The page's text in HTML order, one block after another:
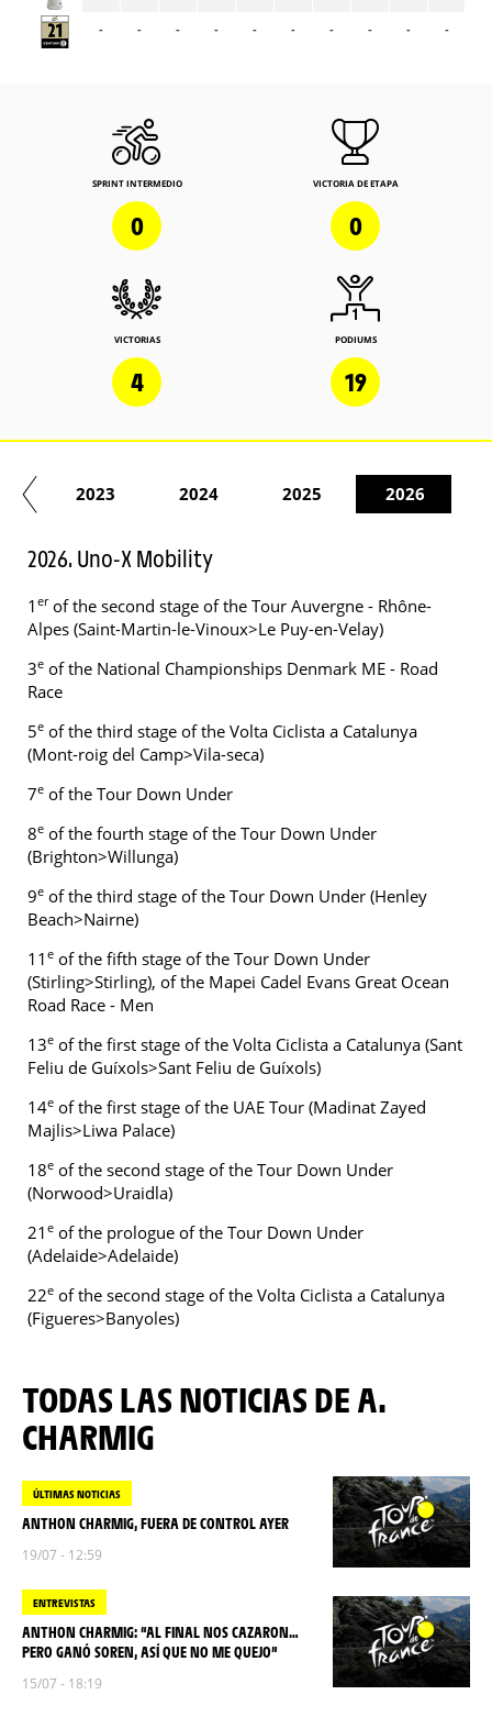
- - - - - - - - - -
SPRINT INTERMEDIO
0
VICTORIA DE ETAPA
0
VICTORIAS
4
PODIUMS
19
2023 2024 2025 2026
2026. Uno-X Mobility
1 erof the second stage of the Tour Auvergne - Rhône-
Alpes (Saint-Martin-le-Vinoux>Le Puy-en-Velay)
3e of the National Championships Denmark ME - Road
Race
5e of the third stage of the Volta Ciclista a Catalunya
(Mont-roig del Camp>Vila-seca)
7e of the Tour Down Under
8e of the fourth stage of the Tour Down Under
(Brighton>Willunga)
9e of the third stage of the Tour Down Under (Henley
Beach>Nairne)
11 e of the fifth stage of the Tour Down Under
(Stirling>Stirling), of the Mapei Cadel Evans Great Ocean
Road Race - Men
13e of the first stage of the Volta Ciclista a Catalunya (Sant
Feliu de Guíxols>Sant Feliu de Guíxols)
14e of the first stage of the UAE Tour (Madinat Zayed
Majlis>Liwa Palace)
18e of the second stage of the Tour Down Under
(Norwood>Uraidla)
21 e of the prologue of the Tour Down Under
(Adelaide>Adelaide)
22e of the second stage of the Volta Ciclista a Catalunya
(Figueres>Banyoles)
TODAS LAS NOTICIAS DE A.
CHARMIG
ÚLTIMAS NOTICIAS
ANTHON CHARMIG, FUERA DE CONTROL AYER
19/07 - 12:59
ENTREVISTAS
ANTHON CHARMIG: “AL FINAL NOS CAZARON…
PERO GANÓ SOREN, ASÍ QUE NO ME QUEJO”
15/07 - 18:19